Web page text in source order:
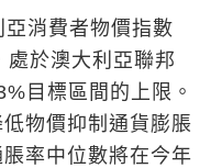
消費者物價指數
處於澳大利亞聯邦
目標區間的上限。
物價抑制通貨膨脹
率中位數將在今年